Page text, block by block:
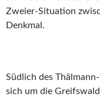
Zweier-Situation
Denkmal.
Südlich des
sich um die